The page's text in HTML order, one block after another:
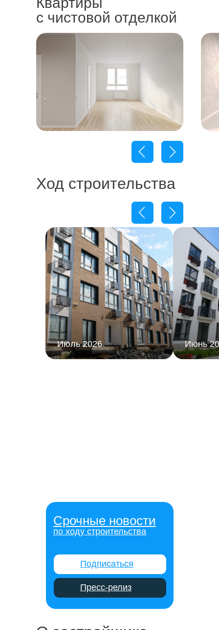
с чистовой отделкой
Ход строительства
Онлайн-камера
Июль 2026 Июнь
по ходу строительства
Срочные новости
Подписаться
Пресс-релиз